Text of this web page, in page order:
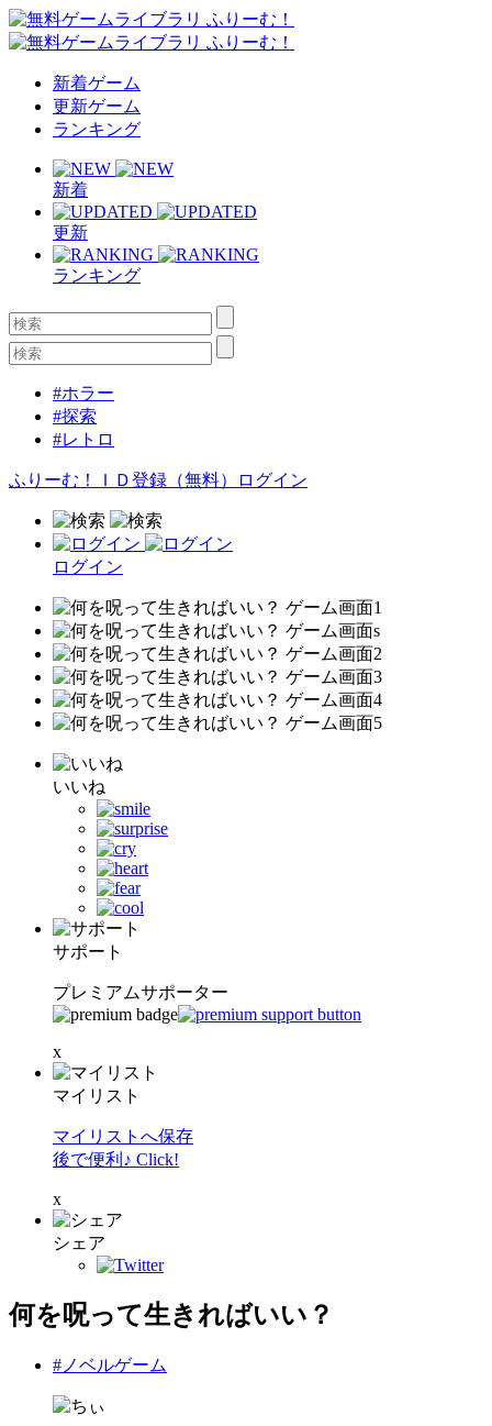
新着ゲーム
更新ゲーム
ランキング
新着
更新
ランキング
#ホラー
#探索
#レトロ
ふりーむ！ＩＤ登録（無料） ログイン
ログイン
いいね
サポート
プレミアムサポーター
x
マイリスト
マイリストへ保存
後で便利♪ Click!
x
シェア
何を呪って生きればいい？
#ノベルゲーム